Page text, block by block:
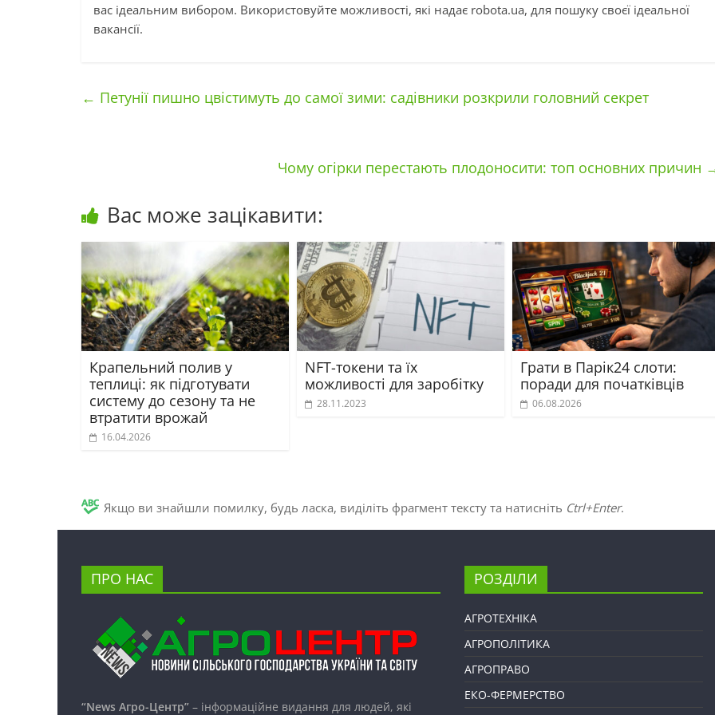
вас ідеальним вибором. Використовуйте можливості, які надає robota.ua, для пошуку своєї ідеальної
вакансії.
← Петунії пишно цвістимуть до самої зими: садівники розкрили головний секрет
Чому огірки перестають плодоносити: топ основних причин
Вас може зацікавити:
Крапельний полив у
теплиці: як підготувати
систему до сезону та не
втратити врожай
16.04.2026
NFT-токени та їх
можливості для заробітку
28.11.2023
Грати в Парік24 слоти:
поради для початківців
06.08.2026
Якщо ви знайшли помилку, будь ласка, виділіть фрагмент тексту та натисніть Ctrl+Enter.
ПРО НАС
“News Агро-Центр” – інформаційне видання для людей, які
РОЗДІЛИ
АГРОТЕХНІКА
АГРОПОЛІТИКА
АГРОПРАВО
ЕКО-ФЕРМЕРСТВО